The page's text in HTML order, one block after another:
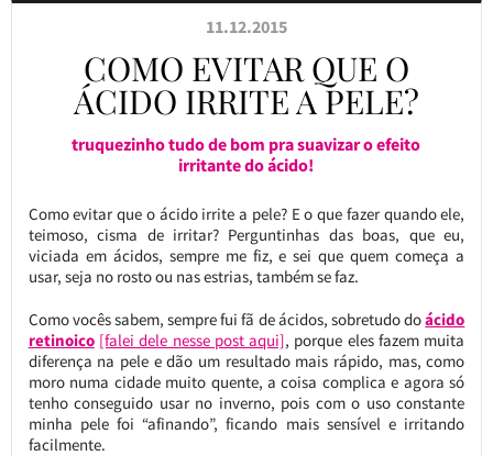
11.12.2015
COMO EVITAR QUE O
ÁCIDO IRRITE A PELE?
truquezinho tudo de bom pra suavizar o efeito
irritante do ácido!
Como evitar que o ácido irrite a pele? E o que fazer quando ele,
teimoso, cisma de irritar? Perguntinhas das boas, que eu,
viciada em ácidos, sempre me fiz, e sei que quem começa a
usar, seja no rosto ou nas estrias, também se faz.
Como vocês sabem, sempre fui fã de ácidos, sobretudo doácido
retinoico [falei dele nesse post aqui], porque eles fazem muita
diferença na pele e dão um resultado mais rápido, mas, como
moro numa cidade muito quente, a coisa complica e agora só
tenho conseguido usar no inverno, pois com o uso constante
minha pele foi “afinando”, ficando mais sensível e irritando
facilmente.